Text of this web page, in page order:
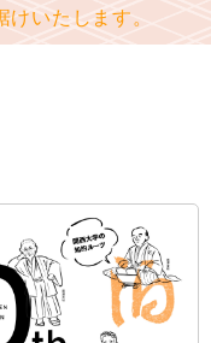
いたします。